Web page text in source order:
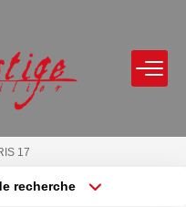
17
recherche